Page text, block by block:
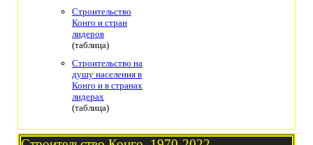
Строительство
Конго и стран
лидеров
(таблица)
Строительство на
душу населения в
Конго и в странах
лидерах
(таблица)